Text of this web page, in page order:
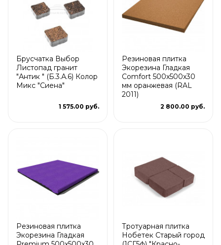
Брусчатка Выбор
Листопад гранит
"Антик " (Б.3.А.6) Колор
Микс "Сиена"
1 575.00 руб.
Резиновая плитка
Экорезина Гладкая
Comfort 500x500x30
мм оранжевая (RAL
2011)
2 800.00 руб.
Резиновая плитка
Экорезина Гладкая
Тротуарная плитка
Нобетек Старый город